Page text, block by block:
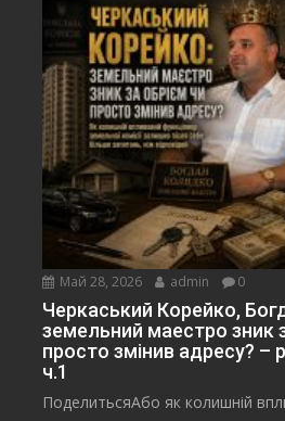
Май 28, 2026 admin 0
Черкаський Корейко,
земельний маестро зник
просто змінив адресу? –
ч.1
ПоделитьсяАбо як колишній